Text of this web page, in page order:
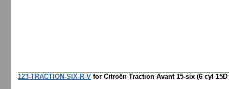
123-TRACTION-SIX-R-V for Citroën Traction Avant 15-six (6 cyl